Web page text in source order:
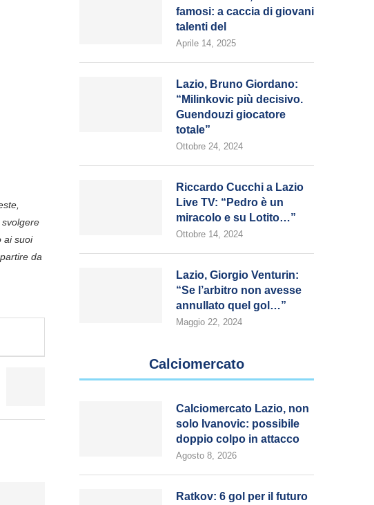
svolgere
ai suoi
da
famosi: a caccia di giovani
talenti del
Aprile 14, 2025
Lazio, Bruno Giordano:
“Milinkovic più decisivo.
Guendouzi giocatore
totale”
Ottobre 24, 2024
Riccardo Cucchi a Lazio
Live TV: “Pedro è un
miracolo e su Lotito…”
Ottobre 14, 2024
Lazio, Giorgio Venturin:
“Se l’arbitro non avesse
annullato quel gol…”
Maggio 22, 2024
Calciomercato
Calciomercato Lazio, non
solo Ivanovic: possibile
doppio colpo in attacco
Agosto 8, 2026
Ratkov: 6 gol per il futuro